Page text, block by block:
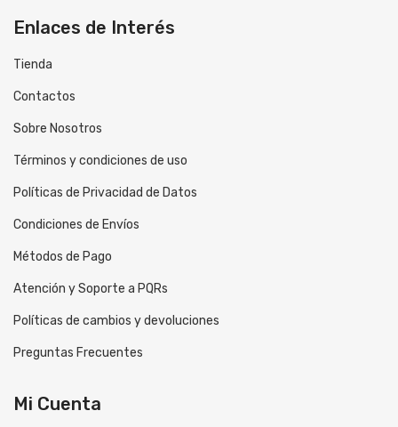
Enlaces de Interés
Tienda
Contactos
Sobre Nosotros
Términos y condiciones de uso
Políticas de Privacidad de Datos
Condiciones de Envíos
Métodos de Pago
Atención y Soporte a PQRs
Políticas de cambios y devoluciones
Preguntas Frecuentes
Mi Cuenta